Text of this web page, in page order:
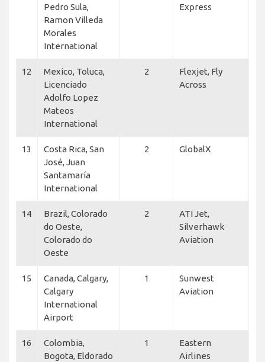
Pedro Sula,
Ramon Villeda
Morales
International
Express
12
Mexico, Toluca,
Licenciado
Adolfo Lopez
Mateos
International
2
Flexjet, Fly
Across
13
Costa Rica, San
José, Juan
Santamaría
International
2 GlobalX
14
Brazil, Colorado
do Oeste,
Colorado do
Oeste
2
ATI Jet,
Silverhawk
Aviation
15
Canada, Calgary,
Calgary
International
Airport
1
Sunwest
Aviation
16
Colombia,
Bogota, Eldorado
1
Eastern
Airlines